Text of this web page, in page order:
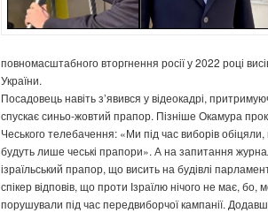
повномасштабного вторгнення росії у 2022 році
України.
Посадовець навіть з’явився у відеокадрі,
спускає синьо-жовтий прапор. Пізніше Окамура
Чеського телебачення: «Ми під час виборів
будуть лише чеські прапори». А на запитання
ізраїльський прапор, що висить на будівлі
спікер відповів, що проти Ізраїлю нічого не має, бо,
порушували під час передвиборчої кампанії.